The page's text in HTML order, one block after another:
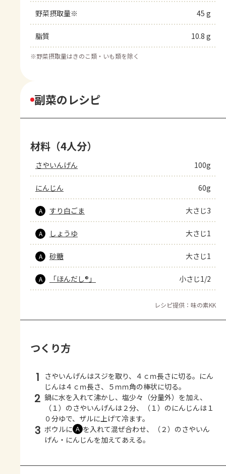
野菜摂取量※ 45 g
脂質 10.8 g
※野菜摂取量はきのこ類・いも類を除く
副菜のレシピ
材料（4人分）
さやいんげん 100g
にんじん 60g
A すり白ごま 大さじ3
A しょうゆ 大さじ1
A 砂糖 大さじ1
A 「ほんだし®」 小さじ1/2
レシピ提供：味の素KK
つくり方
1
さやいんげんはスジを取り、４ｃｍ長さに切る。にん
じんは４ｃｍ長さ、５ｍｍ角の棒状に切る。
2 鍋に水を入れて沸かし、塩少々（分量外）を加え、
（１）のさやいんげんは２分、（１）のにんじんは１
０分ゆで、ザルに上げて冷ます。
3 ボウルに Ａ を入れて混ぜ合わせ、（２）のさやいん
げん・にんじんを加えてあえる。